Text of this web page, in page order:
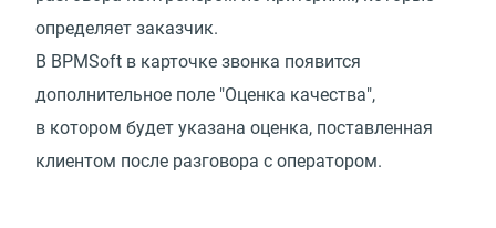
определяет заказчик.
В BPMSoft в карточке звонка появится
дополнительное поле "Оценка качества",
в котором будет указана оценка, поставленная
клиентом после разговора с оператором.